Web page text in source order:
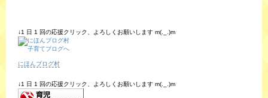
↓1 日 1 回の応援クリック、よろしくお願いします m(._.)m
にほんブログ村
↓1 日 1 回の応援クリック、よろしくお願いします m(._.)m